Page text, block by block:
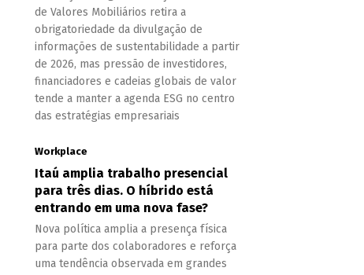
de Valores Mobiliários retira a
obrigatoriedade da divulgação de
informações de sustentabilidade a partir
de 2026, mas pressão de investidores,
financiadores e cadeias globais de valor
tende a manter a agenda ESG no centro
das estratégias empresariais
Workplace
Itaú amplia trabalho presencial
para três dias. O híbrido está
entrando em uma nova fase?
Nova política amplia a presença física
para parte dos colaboradores e reforça
uma tendência observada em grandes